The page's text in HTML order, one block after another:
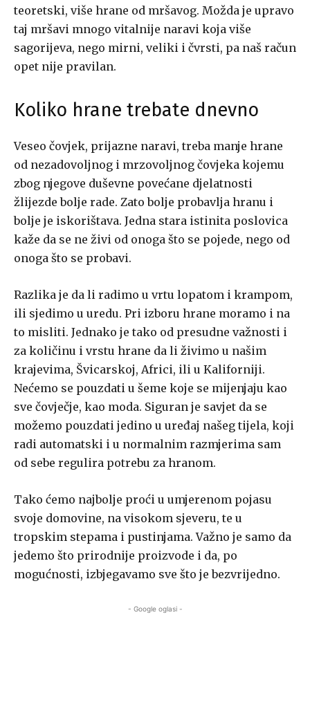
teoretski, više hrane od mršavog. Možda je upravo
taj mršavi mnogo vitalnije naravi koja više
sagorijeva, nego mirni, veliki i čvrsti, pa naš račun
opet nije pravilan.
Koliko hrane trebate dnevno
Veseo čovjek, prijazne naravi, treba manje hrane
od nezadovoljnog i mrzovoljnog čovjeka kojemu
zbog njegove duševne povećane djelatnosti
žlijezde bolje rade. Zato bolje probavlja hranu i
bolje je iskorištava. Jedna stara istinita poslovica
kaže da se ne živi od onoga što se pojede, nego od
onoga što se probavi.
Razlika je da li radimo u vrtu lopatom i krampom,
ili sjedimo u uredu. Pri izboru hrane moramo i na
to misliti. Jednako je tako od presudne važnosti i
za količinu i vrstu hrane da li živimo u našim
krajevima, Švicarskoj, Africi, ili u Kaliforniji.
Nećemo se pouzdati u šeme koje se mijenjaju kao
sve čovječje, kao moda. Siguran je savjet da se
možemo pouzdati jedino u uređaj našeg tijela, koji
radi automatski i u normalnim razmjerima sam
od sebe regulira potrebu za hranom.
Tako ćemo najbolje proći u umjerenom pojasu
svoje domovine, na visokom sjeveru, te u
tropskim stepama i pustinjama. Važno je samo da
jedemo što prirodnije proizvode i da, po
mogućnosti, izbjegavamo sve što je bezvrijedno.
- Google oglasi -